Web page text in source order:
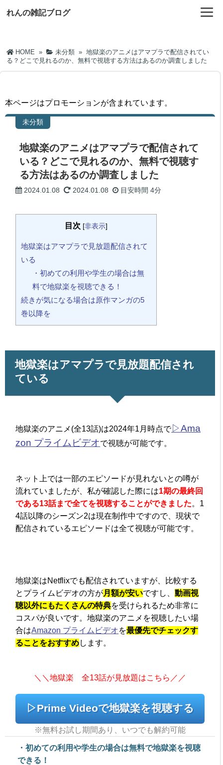
れんの雑記ブログ
HOME » 未分類 » 地獄楽のアニメはアマプラで配信されてい
る？どこで見れるのか、無料で視聴する方法はあるのか調査しました
本ページはプロモーションが含まれています。
未分類
地獄楽のアニメはアマプラで配信されて
いる？どこで見れるのか、無料で視聴す
る方法はあるのか調査しました
2024.01.08 2024.01.08 目安時間4分
目次 [非表示]
地獄楽はアマプラで見放題配信されて
いる
・初めての利用や学生の場合は無
料で地獄楽を視聴できる！
続きが気になる場合は原作マンガの5
巻以降を
地獄楽はアマプラで見放題配信され
ている
地獄楽のアニメ(全13話)は2024年1月時点で▷Ama
zon プライムビデオで視聴が可能です。
ネット上では一部のエピソードが見れないとの噂が
流れていましたが、私が確認した際には1期の最終回
である13話まで全てを視聴することができました。1
4話以降のシーズン2は現在制作中ですので、現状で
配信されているエピソードは全て視聴が可能です。
地獄楽はNetflixでも配信されていますが、比較する
とプライムビデオの方が月額が安いですし、動画視
聴以外にもたくさんの特典を受けられるため非常に
コスパが良いです。地獄楽のアニメを視聴したい場
合はAmazon プライムビデオ を最優先でチェックす
ることをおすすめします。
＼＼地獄楽 全13話が見放題はこちら／／
▷Prime Videoで地獄楽を視聴する
※無料お試し期間あり、いつでも解約可能
・初めての利用や学生の場合は無料で地獄楽を視聴
できる！